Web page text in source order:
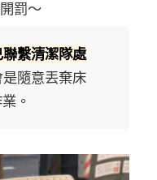
罰～
繫清潔隊處
是隨意丟棄床
。